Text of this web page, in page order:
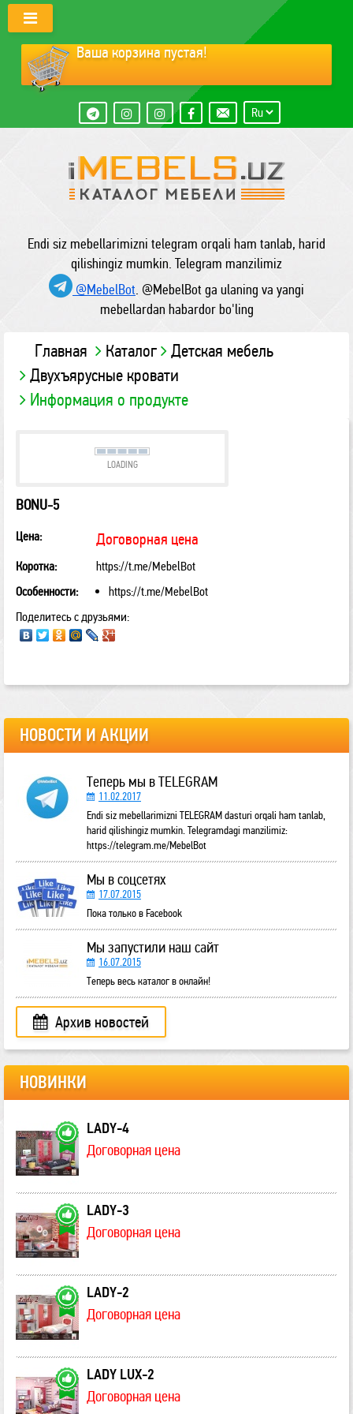
Ваша корзина пустая!
Endi siz mebellarimizni telegram orqali ham tanlab, harid
qilishingiz mumkin. Telegram manzilimiz
@MebelBot. @MebelBot ga ulaning va yangi
mebellardan habardor bo'ling
Главная Каталог
Детская мебель
Двухъярусные кровати
Информация о продукте
LOADING
BONU-5
Цена: Договорная цена
Коротка:
https://t.me/MebelBot
Особенности:
https://t.me/MebelBot
Поделитесь с друзьями:
НОВОСТИ И АКЦИИ
Теперь мы в TELEGRAM
11.02.2017
Endi siz mebellarimizni TELEGRAM dasturi orqali ham tanlab,
harid qilishingiz mumkin. Telegramdagi manzilimiz:
https://telegram.me/MebelBot
Мы в соцсетях
17.07.2015
Пока только в Facebook
Мы запустили наш сайт
16.07.2015
Теперь весь каталог в онлайн!
Архив новостей
НОВИНКИ
LADY-4
Договорная цена
LADY-3
Договорная цена
LADY-2
Договорная цена
LADY LUX-2
Договорная цена